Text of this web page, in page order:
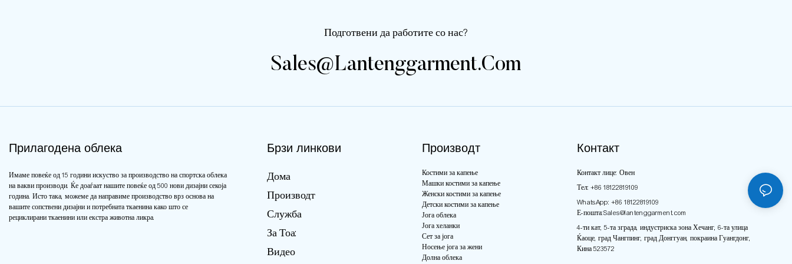
нарачка: 100 сета по стил по
Прифатливо Порт: Шенжен
ISO19001
нарачка: 100 сета по стил по
Прифатливо Порт: Порт
BSCI, ISO19001
Прифатливо Порт: Шенжен
ISO19001
Сертификација на
испорака: По договор Услови
за плаќање: Готовина,
Western Union, T/T, Paypal
Плаќање: 30% Депозит и
Подготвени да работите со нас?
Sales@lantenggarment.com
Прилагодена облека
Имаме повеќе од 15 години искуство за производство на спортска облека
на вакви производи. Ќе доаѓаат нашите повеќе од 500 нови дизајни секоја
година. Исто така, можеме да направиме производство врз основа на
вашите сопствени дизајни и потребната ткаенина како што се
рециклирани ткаенини или екстра животна ликра.
Брзи линкови
Дома
Производт
Служба
За Тоа:
Видео
Производт
Костими за капење
Машки костими за капење
Женски костими за капење
Детски костими за капење
Јога облека
Јога хеланки
Сет за јога
Носење јога за жени
Долна облека
Контакт
Контакт лице: Овен
Тел: +86 18122819109
WhatsApp: +86 18122819109
Е-пошта:Sales@lantenggarment.com
4-ти кат, 5-та зграда, индустриска зона Хечанг, 6-та улица
Ќаоце, град Чангпинг, град Донггуан, покраина Гуангдонг,
Кина 523572